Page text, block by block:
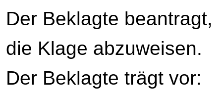
Der Beklagte beantragt,
die Klage abzuweisen.
Der Beklagte trägt vor: